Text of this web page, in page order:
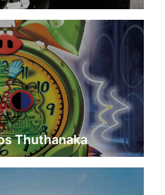
Thuthanaka